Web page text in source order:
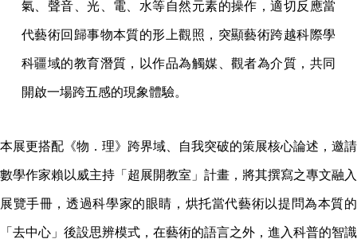
氣、聲音、光、電、水等自然元素的操作，適切反應當
代藝術回歸事物本質的形上觀照，突顯藝術跨越科際學
科疆域的教育潛質，以作品為觸媒、觀者為介質，共同
開啟一場跨五感的現象體驗。
本展更搭配《物．理》跨界域、自我突破的策展核心論述，邀請
數學作家賴以威主持「超展開教室」計畫，將其撰寫之專文融入
展覽手冊，透過科學家的眼睛，烘托當代藝術以提問為本質的
「去中心」後設思辨模式，在藝術的語言之外，進入科普的智識